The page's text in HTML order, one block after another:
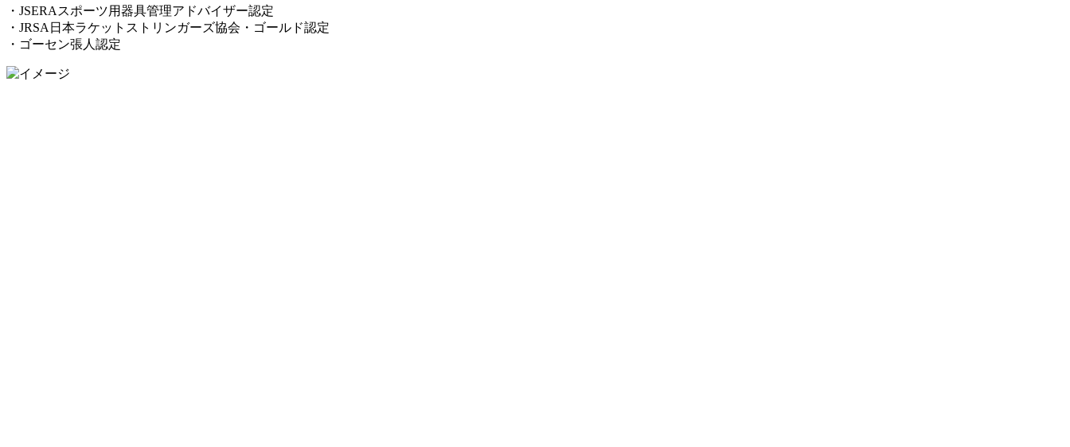
・JSERAスポーツ用器具管理アドバイザー認定
・JRSA日本ラケットストリンガーズ協会・ゴールド認定
・ゴーセン張人認定